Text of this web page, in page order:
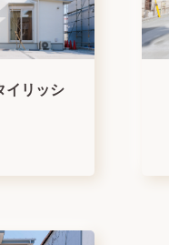
イリッシ